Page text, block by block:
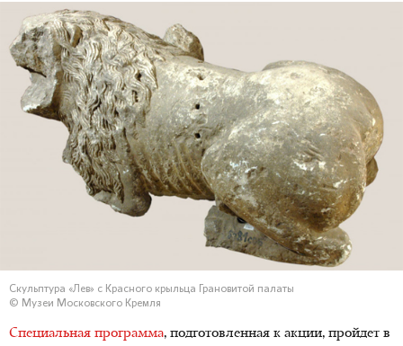
Скульптура «Лев» с Красного крыльца Грановитой палаты
© Музеи Московского Кремля
Cпециальная программа, подготовленная к акции, пройдет в